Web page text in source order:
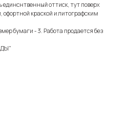
оттиск, тут поверх
офортной краской и литографским
бумаги - 3. Работа продается без